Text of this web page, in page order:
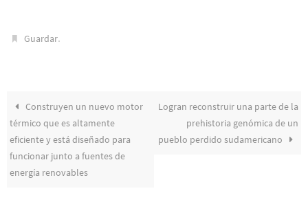
Guardar.
Construyen un nuevo motor
térmico que es altamente
eficiente y está diseñado para
funcionar junto a fuentes de
energía renovables
Logran reconstruir una parte de la
prehistoria genómica de un
pueblo perdido sudamericano